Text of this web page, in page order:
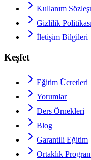
Kullanım
Gizlilik Politikası
İletişim Bilgileri
Keşfet
Eğitim Ücretleri
Yorumlar
Ders Örnekleri
Blog
Garantili Eğitim
Ortaklık